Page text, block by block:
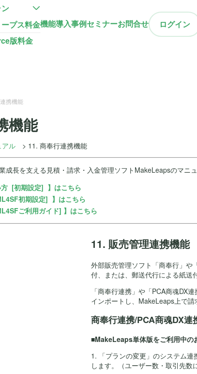
プス料金
版料金
機能導入事例セミナーお問合せ ログイン
携機能
機能
アル > 11. 商奉行連携機能
成長を支える見積・請求・入金管理ソフトMakeLeapsのマニュ
[初期設定] 】はこちら
初期設定] 】はこちら
ご利用ガイド] 】はこちら
11. 販売管理連携機能
外部販売管理ソフト「商奉行」や
付、または、郵送代行による紙送
「商奉行連携」や「PCA商魂DX
インポートし、MakeLeaps上で請
商奉行連携/PCA商魂DX連
■MakeLeaps単体版をご利用中の
1. 「プランの変更」のシステム
します。（ユーザー数・取引先数